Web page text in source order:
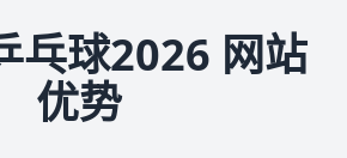
乓球2026 网站
优势